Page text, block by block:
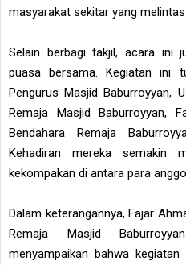
masyarakat sekitar yang
Selain berbagi takjil, acara ini
puasa bersama. Kegiatan ini
Pengurus Masjid Baburroyyan,
Remaja Masjid Baburroyyan,
Bendahara Remaja
Kehadiran mereka semakin
kekompakan di antara para
Dalam keterangannya, Fajar
Remaja Masjid
menyampaikan bahwa